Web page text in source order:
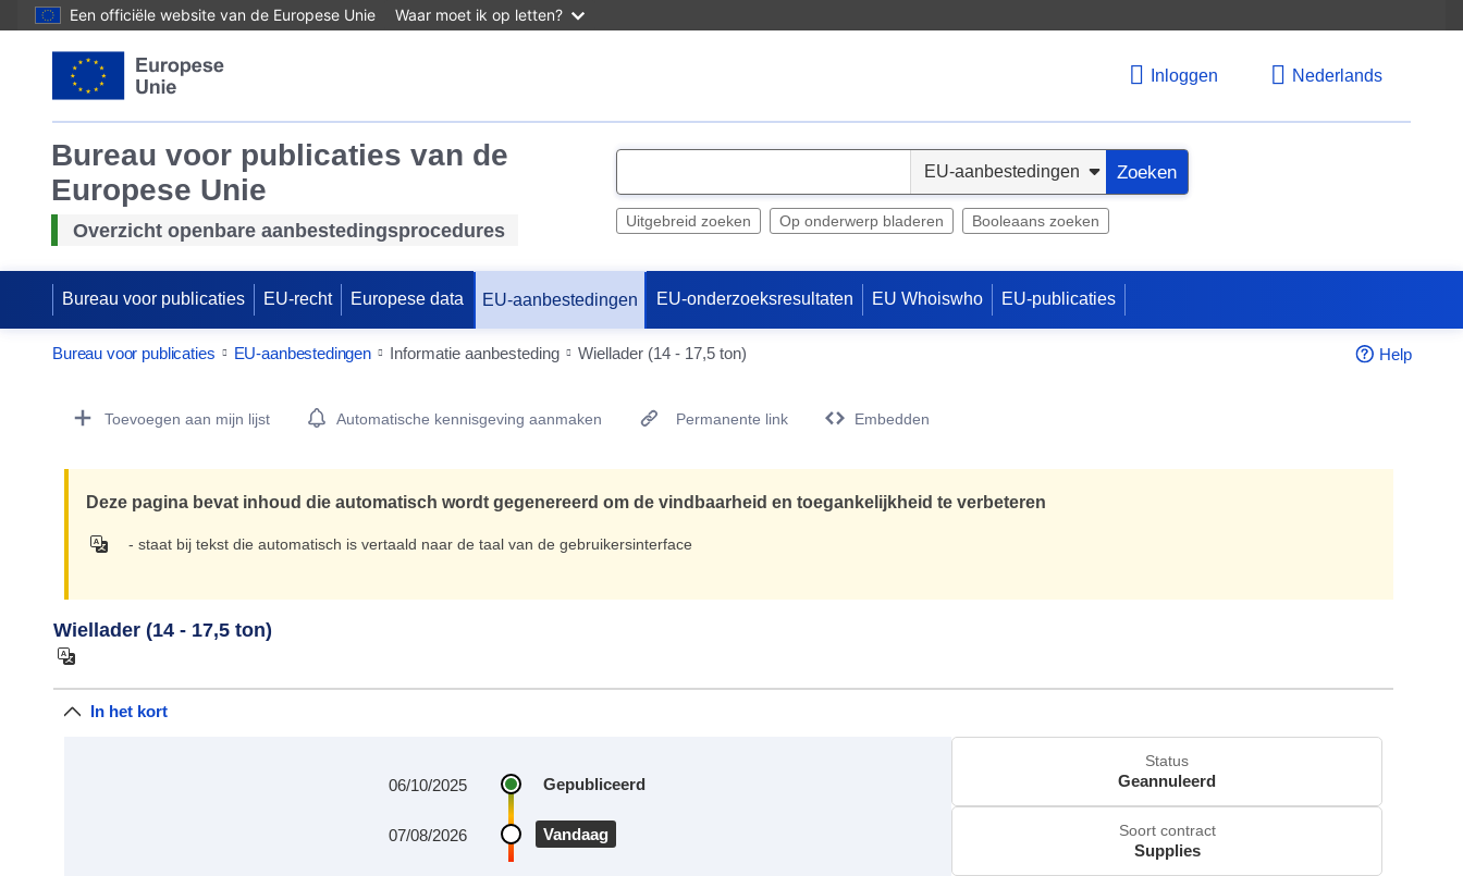
Een officiële website van de Europese Unie Waar moet ik op letten?
Inloggen Nederlands
Bureau voor publicaties van de
Europese Unie
Overzicht openbare aanbestedingsprocedures
e
c
t
Zoeken
Uitgebreid zoeken Op onderwerp bladeren Booleaans zoeken
Bureau voor publicaties EU-recht Europese data EU-aanbestedingen EU-onderzoeksresultaten EU Whoiswho EU-publicaties
Bureau voor publicaties EU-aanbestedingen Informatie aanbesteding Wiellader (14 - 17,5 ton) Help
Procurement Detail Actions Portlet
Toevoegen aan mijn lijst Automatische kennisgeving aanmaken Permanente link Embedden
Deze pagina bevat inhoud die automatisch wordt gegenereerd om de vindbaarheid en toegankelijkheid te verbeteren
- staat bij tekst die automatisch is vertaald naar de taal van de gebruikersinterface
Wiellader (14 - 17,5 ton)
In het kort
Gepubliceerd
06/10/2025
Vandaag
07/08/2026
Status
Geannuleerd
Soort contract
Supplies